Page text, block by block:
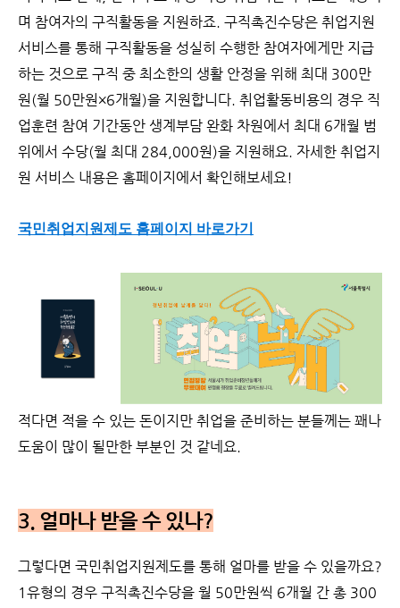
며 참여자의 구직활동을 지원하죠. 구직촉진수당은 취업지원
서비스를 통해 구직활동을 성실히 수행한 참여자에게만 지급
하는 것으로 구직 중 최소한의 생활 안정을 위해 최대 300만
원(월 50만원×6개월)을 지원합니다. 취업활동비용의 경우 직
업훈련 참여 기간동안 생계부담 완화 차원에서 최대 6개월 범
위에서 수당(월 최대 284,000원)을 지원해요. 자세한 취업지
원 서비스 내용은 홈페이지에서 확인해보세요!
국민취업지원제도 홈페이지 바로가기
적다면 적을 수 있는 돈이지만 취업을 준비하는 분들께는 꽤나
도움이 많이 될만한 부분인 것 같네요.
3. 얼마나 받을 수 있나?
그렇다면 국민취업지원제도를 통해 얼마를 받을 수 있을까요?
1유형의 경우 구직촉진수당을 월 50만원씩 6개월 간 총 300